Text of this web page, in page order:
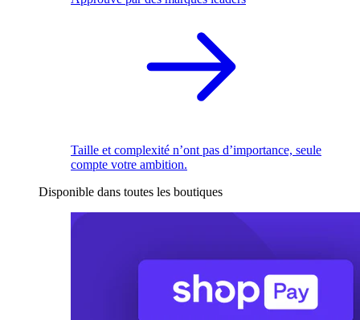
Taille et complexité n’ont pas d’importance, seule
compte votre ambition.
Disponible dans toutes les boutiques